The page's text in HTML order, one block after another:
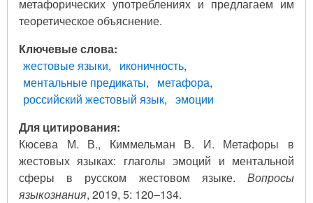
метафорических употреблениях и предлагаем им
теоретическое объяснение.
Ключевые слова
жестовые языки
иконичность
ментальные предикаты
метафора
российский жестовый язык
эмоции
Для цитирования:
Кюсева М. В., Киммельман В. И. Метафоры в
жестовых языках: глаголы эмоций и ментальной
сферы в русском жестовом языке. Вопросы
языкознания, 2019, 5: 120–134.